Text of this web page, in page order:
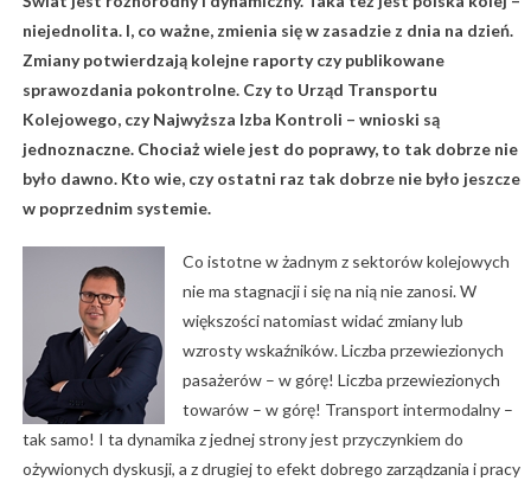
niejednolita. I, co ważne, zmienia się w zasadzie z dnia na dzień.
Zmiany potwierdzają kolejne raporty czy publikowane
sprawozdania pokontrolne. Czy to Urząd Transportu
Kolejowego, czy Najwyższa Izba Kontroli – wnioski są
jednoznaczne. Chociaż wiele jest do poprawy, to tak dobrze nie
było dawno. Kto wie, czy ostatni raz tak dobrze nie było jeszcze
w poprzednim systemie.
Co istotne w żadnym z sektorów kolejowych
nie ma stagnacji i się na nią nie zanosi. W
większości natomiast widać zmiany lub
wzrosty wskaźników. Liczba przewiezionych
pasażerów – w górę! Liczba przewiezionych
towarów – w górę! Transport intermodalny –
tak samo! I ta dynamika z jednej strony jest przyczynkiem do
ożywionych dyskusji, a z drugiej to efekt dobrego zarządzania i pracy